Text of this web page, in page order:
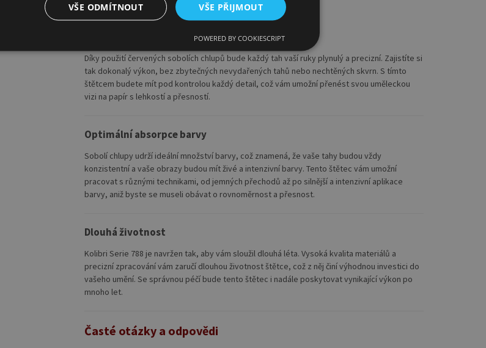
Jak Kolibri Serie 788 zlepší vaši tvorbu?
Precizní tahy a maximální kontrola
Díky použití červených sobolích chlupů bude každý tah vaší ruky plynulý a precizní. Zajistíte si
tak dokonalý výkon, bez zbytečných nevydařených tahů nebo nechtěných skvrn. S tímto
štětcem budete mít pod kontrolou každý detail, což vám umožní přenést svou uměleckou
vizi na papír s lehkostí a přesností.
Optimální absorpce barvy
Sobolí chlupy udrží ideální množství barvy, což znamená, že vaše tahy budou vždy
konzistentní a vaše obrazy budou mít živé a intenzivní barvy. Tento štětec vám umožní
pracovat s různými technikami, od jemných přechodů až po silnější a intenzivní aplikace
barvy, aniž byste se museli obávat o rovnoměrnost a přesnost.
Dlouhá životnost
Kolibri Serie 788 je navržen tak, aby vám sloužil dlouhá léta. Vysoká kvalita materiálů a
precizní zpracování vám zaručí dlouhou životnost štětce, což z něj činí výhodnou investici do
vašeho umění. Se správnou péčí bude tento štětec i nadále poskytovat vynikající výkon po
mnoho let.
Časté otázky a odpovědi
VŠE PŘIJMOUT
VŠE ODMÍTNOUT
POWERED BY COOKIESCRIPT